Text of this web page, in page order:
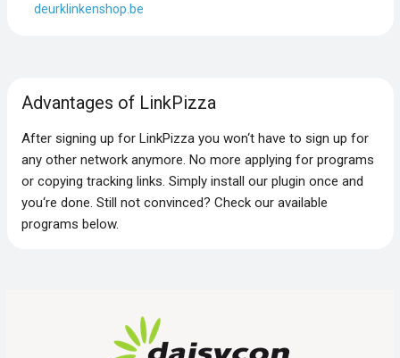
deurklinkenshop.be
Advantages of LinkPizza
After signing up for LinkPizza you won‘t have to sign up for
any other network anymore. No more applying for programs
or copying tracking links. Simply install our plugin once and
you‘re done. Still not convinced? Check our available
programs below.